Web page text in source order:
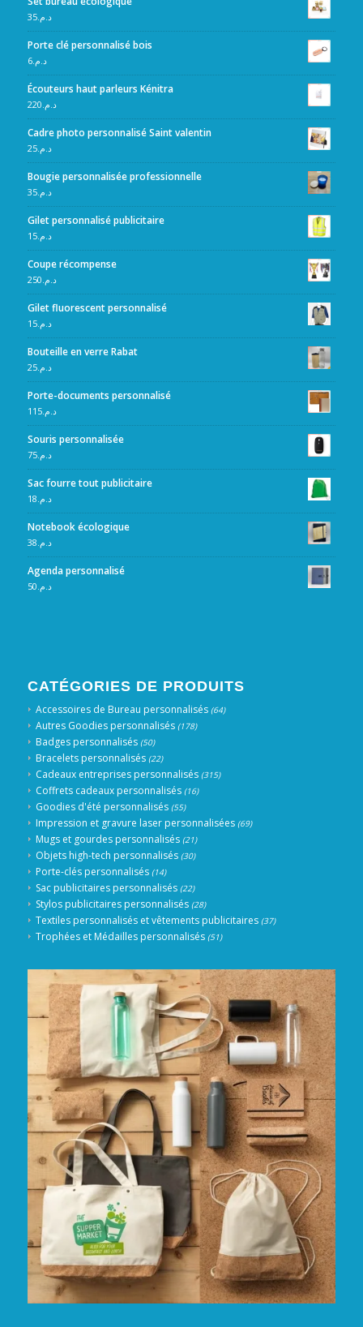
د.م.35
Porte clé personnalisé bois
د.م.6
Écouteurs haut parleurs Kénitra
د.م.220
Cadre photo personnalisé Saint valentin
د.م.25
Bougie personnalisée professionnelle
د.م.35
Gilet personnalisé publicitaire
د.م.15
Coupe récompense
د.م.250
Gilet fluorescent personnalisé
د.م.15
Bouteille en verre Rabat
د.م.25
Porte-documents personnalisé
د.م.115
Souris personnalisée
د.م.75
Sac fourre tout publicitaire
د.م.18
Notebook écologique
د.م.38
Agenda personnalisé
د.م.50
CATÉGORIES DE PRODUITS
Accessoires de Bureau personnalisés (64)
Autres Goodies personnalisés (178)
Badges personnalisés (50)
Bracelets personnalisés (22)
Cadeaux entreprises personnalisés (315)
Coffrets cadeaux personnalisés (16)
Goodies d'été personnalisés (55)
Impression et gravure laser personnalisées (69)
Mugs et gourdes personnalisés (21)
Objets high-tech personnalisés (30)
Porte-clés personnalisés (14)
Sac publicitaires personnalisés (22)
Stylos publicitaires personnalisés (28)
Textiles personnalisés et vêtements publicitaires (37)
Trophées et Médailles personnalisés (51)